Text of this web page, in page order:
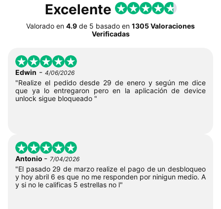
Excelente
Valorado en 4.9 de 5 basado en 1305 Valoraciones
Verificadas
Edwin - 4/06/2026
"Realize el pedido desde 29 de enero y según me dice
que ya lo entregaron pero en la aplicación de device
unlock sigue bloqueado "
Antonio - 7/04/2026
"El pasado 29 de marzo realize el pago de un desbloqueo
y hoy abril 6 es que no me responden por ninigun medio. A
y si no le calificas 5 estrellas no l"